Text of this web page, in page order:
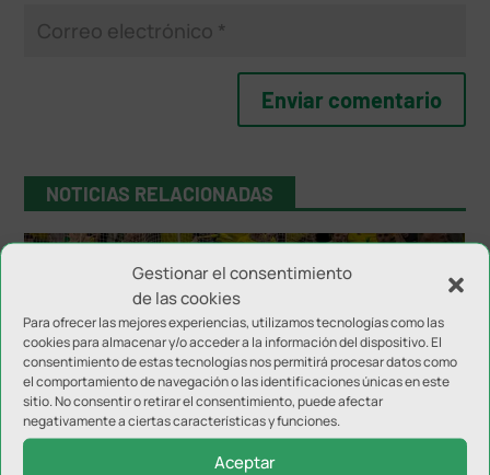
Gestionar el consentimiento
de las cookies
Para ofrecer las mejores experiencias, utilizamos tecnologías como las
cookies para almacenar y/o acceder a la información del dispositivo. El
consentimiento de estas tecnologías nos permitirá procesar datos como
el comportamiento de navegación o las identificaciones únicas en este
sitio. No consentir o retirar el consentimiento, puede afectar
negativamente a ciertas características y funciones.
Aceptar
NOTICIAS RELACIONADAS
Inter JP Financial disputará el Trofeo del Olivo